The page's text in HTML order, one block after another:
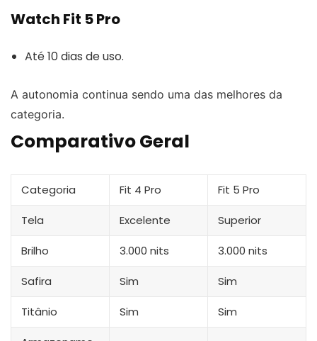
Watch Fit 5 Pro
Até 10 dias de uso.
A autonomia continua sendo uma das melhores da
categoria.
Comparativo Geral
Categoria Fit 4 Pro Fit 5 Pro
Tela Excelente Superior
Brilho 3.000 nits 3.000 nits
Safira Sim Sim
Titânio Sim Sim